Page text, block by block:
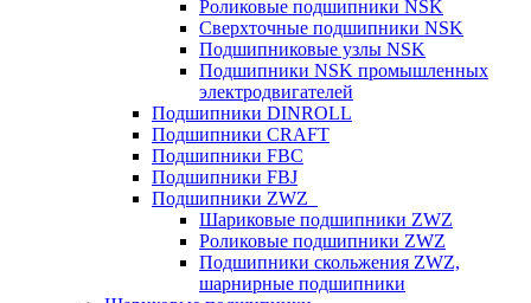
Роликовые подшипники NSK
Сверхточные подшипники NSK
Подшипниковые узлы NSK
Подшипники NSK промышленных
электродвигателей
Подшипники DINROLL
Подшипники CRAFT
Подшипники FBC
Подшипники FBJ
Подшипники ZWZ
Шариковые подшипники ZWZ
Роликовые подшипники ZWZ
Подшипники скольжения ZWZ,
шарнирные подшипники